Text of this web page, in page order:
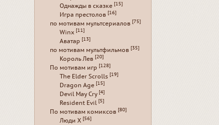
Однажды в сказке [15]
Игра престолов [16]
по мотивам мультсериалов [75]
Winx [11]
Аватар [13]
по мотивам мультфильмов [35]
Король Лев [20]
По мотивам игр [128]
The Elder Scrolls [19]
Dragon Age [15]
Devil May Cry [4]
Resident Evil [5]
По мотивам комиксов [80]
Люди Х [56]